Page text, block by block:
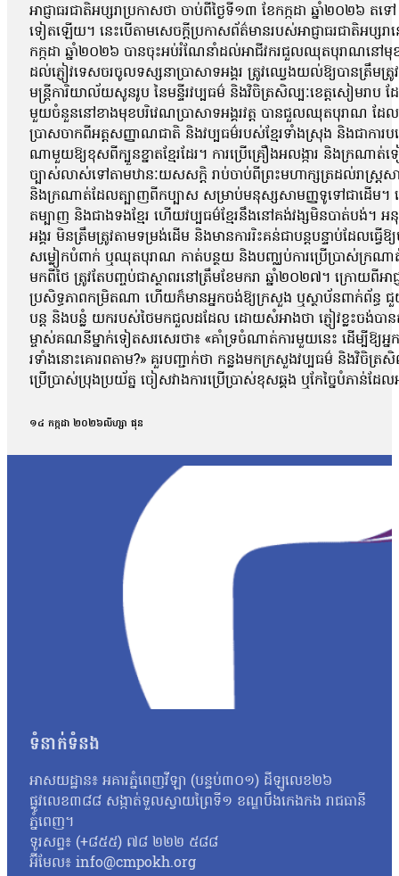
អាជ្ញាធរជាតិអប្សរាប្រកាសថា ចាប់ពីថ្ងៃទី១៣ ខែកក្កដា ឆ្នាំ២០២៦
ទៀតឡើយ។ នេះបើតាមសេចក្ដីប្រកាសព័ត៌មានរបស់អាជ្ញាធរជាតិអប្សរា
កក្កដា ឆ្នាំ២០២៦ បានចុះអប់រំណែនាំដល់អាជីវករជួលឈុតបុរាណនៅមុខប្
ដល់ភ្ញៀវទេសចរចូលទស្សនាប្រាសាទអង្គរ ត្រូវឈ្វេងយល់ឱ្យបានត្រឹមត្រូ
មន្ត្រីការិយាល័យសូនរូប នៃមន្ទីរវប្បធម៌ និងវិចិត្រសិល្បៈខេត្តសៀមរាប
មួយចំនួននៅខាងមុខបរិវេណប្រាសាទអង្គរវត្ត បានជួលឈុតបុរាណ ដែ
ប្រាសចាកពីអត្តសញ្ញាណជាតិ និងវប្បធម៌របស់ខ្មែរទាំង​ស្រុង និងជាការ
ណាមួយឱ្យខុសពីក្បួនខ្នាតខ្មែរដែរ។ ការប្រើគ្រឿងអលង្ការ និងក្រណ
ច្បាស់លាស់ទៅតាមឋានៈយសសក្ដិ រាប់ចាប់ពីព្រះមហាក្សត្រដល់រាស្រ្
និងក្រណាត់ដែលត្បាញពីកប្បាស សម្រាប់មនុស្សសាមញ្ញទូទៅជាដើម។ លោ
តម្បាញ និងជាងទងខ្មែរ ហើយវប្បធម៌ខ្មែរនឹងនៅគង់វង្សមិនបាត់បង់
អង្គរ មិនត្រឹមត្រូវតាមទម្រង់ដើម និងមានការរិះគន់ជាបន្តបន្ទាប់ដែលធ្
សម្លៀកបំពាក់ ឬឈុតបុរាណ កាត់បន្ថយ និងបញ្ឈប់ការប្រើប្រាស់ក្រណា
មកពីថៃ ត្រូវតែបញ្ចប់ជាស្ថាពរនៅត្រឹមខែមករា ឆ្នាំ២០២៧។ ក្រោយពីអាជ្
ប្រសិទ្ធភាពកម្រិតណា ហើយក៏មានអ្នកចង់ឱ្យក្រសួង ឬស្ថាប័នពាក់ព័ន្ធ ជួ
បន្ត និងបន្លំ យករបស់ថៃមកជួលដដែល ដោយសំអាងថា ភ្ញៀវខ្លះចង់បាន
ម្ចាស់គណនីម្នាក់ទៀតសរសេរថា៖ «គាំទ្រចំណាត់ការមួយនេះ ដើម្បីឱ្
រទាំងនោះគោរពតាម?» គួរបញ្ជាក់ថា កន្លងមកក្រសួងវប្បធម៌ និងវិចិត្រសិ
ប្រើប្រាស់ប្រុងប្រយ័ត្ន ចៀសវាងការប្រើប្រាស់ខុសឆ្គង ឬកែច្នៃបំភាន់
១៤ កក្កដា ២០២៦លីហ្សា ផុន
ទំនាក់ទំនង
អាសយដ្ឋាន៖ អគារភ្នំពេញវីឡា (បន្ទប់៣០១) ដីឡូលេខ២៦
ផ្លូវលេខ៣៨៨ សង្កាត់ទួលស្វាយព្រៃទី១ ខណ្ឌបឹងកេងកង រាជធានី
ភ្នំពេញ។
ទូរសព្ទ៖ (+៨៥៥) ៧៨ ២២២ ៥៨៨
អ៊ីមែល៖ info@cmpokh.org